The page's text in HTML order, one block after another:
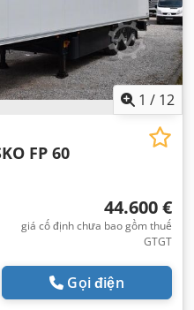
1 / 12
FP 60
44.600 €
giá cố định chưa bao gồm thuế
GTGT
Gọi điện